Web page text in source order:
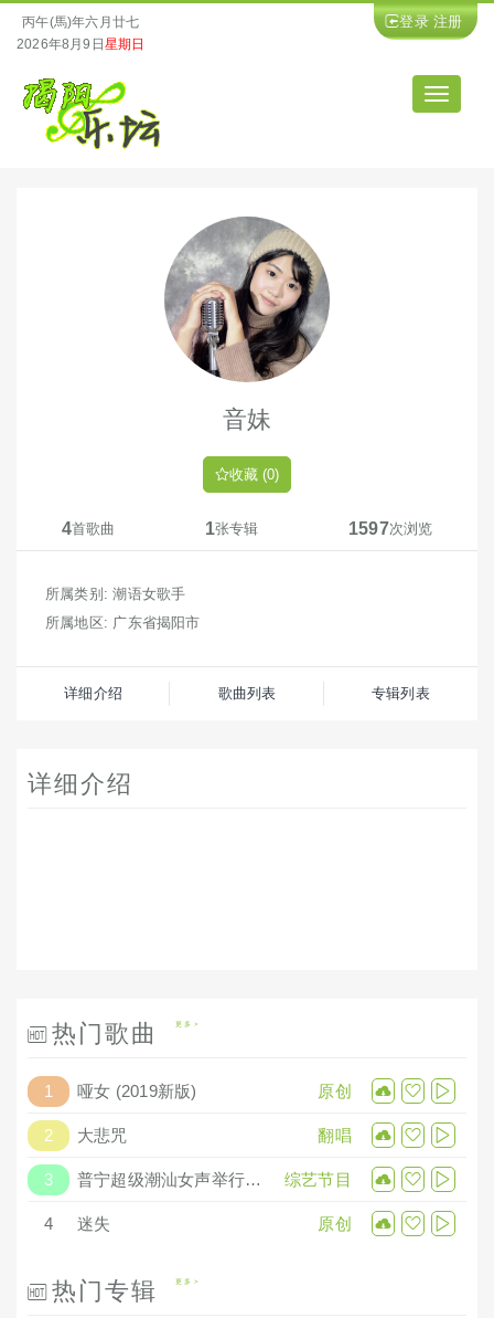
丙午(馬)年六月廿七
2026年8月9日星期日
登录 注册
导
航
音妹
收藏 (0)
4首歌曲 1张专辑 1597次浏览
所属类别: 潮语女歌手
所属地区: 广东省揭阳市
详细介绍 歌曲列表 专辑列表
详细介绍
热门歌曲 更多
1 哑女 (2019新版) 原创
2 大悲咒 翻唱
3 普宁超级潮汕女声举行总决赛暨音妹文化传媒开张庆典 综艺节目
4 迷失 原创
热门专辑 更多